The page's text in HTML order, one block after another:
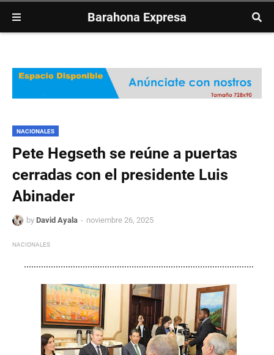
Barahona Expresa
NACIONALES
Pete Hegseth se reúne a puertas
cerradas con el presidente Luis
Abinader
by David Ayala noviembre 26, 2025
NACIONALES